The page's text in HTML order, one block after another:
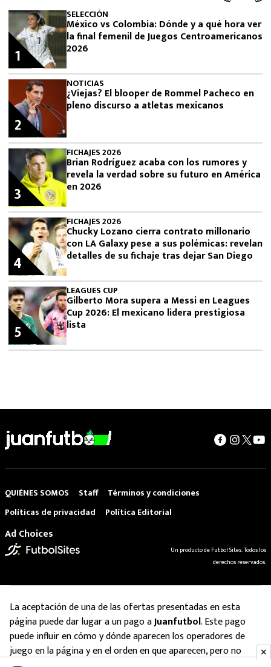
SELECCIÓN
México vs Colombia: Dónde y a qué hora ver
la final femenil de Juegos Centroamericanos
2026
1
NOTICIAS
¿Viejas? El blooper de Rommel Pacheco en
pleno discurso a atletas mexicanos
2
FICHAJES 2026
Brian Rodríguez acaba con los rumores y
revela la verdad sobre su futuro en América
en 2026
3
FICHAJES 2026
Chucky Lozano cierra contrato millonario
con LA Galaxy pese a sus polémicas: revelan
detalles de su fichaje tras dejar San Diego
4
LEAGUES CUP
Gilberto Mora supera a Messi en Leagues
Cup 2026: El mexicano lidera prestigiosa
lista
5
QUIÉNES SOMOS Staff
Términos y condiciones
Políticas de privacidad
Política Editorial
Ad Choices
Un producto de Futbol Sites. Todos los
derechos reservados.
La aceptación de una de las ofertas presentadas en esta
página puede dar lugar a un pago aJuanfutbol. Este pago
puede influir en cómo y dónde aparecen los operadores de
juego en la página y en el orden en que aparecen, pero no